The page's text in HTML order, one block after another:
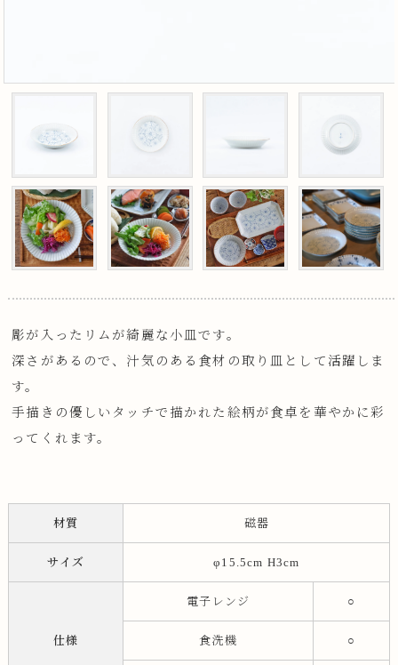
彫が入ったリムが綺麗な小皿です。
深さがあるので、汁気のある食材の取り皿として活躍しま
す。
手描きの優しいタッチで描かれた絵柄が食卓を華やかに彩
ってくれます。
材質 磁器
サイズ φ15.5cm H3cm
仕様
電子レンジ ○
食洗機 ○